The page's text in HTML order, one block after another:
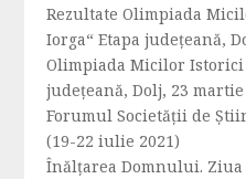
Rezultate Olimpiada
Iorga“ Etapa județeană,
Olimpiada Micilor Istorici
județeană, Dolj, 23 martie
Forumul Societăţii de
(19-22 iulie 2021)
Înălțarea Domnului. Ziua